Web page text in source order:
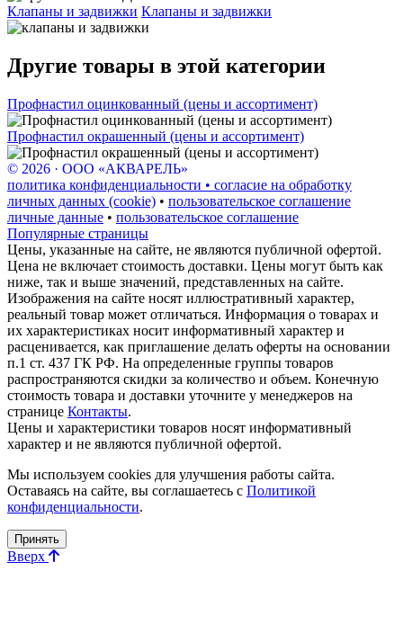
Клапаны и задвижки Клапаны и задвижки
Другие товары в этой категории
Профнастил оцинкованный (цены и ассортимент)
Профнастил окрашенный (цены и ассортимент)
© 2026 · ООО «АКВАРЕЛЬ»
политика конфиденциальности • согласие на обработку
личных данных (cookie) • пользовательское соглашение
личные данные • пользовательское соглашение
Популярные страницы
Цены, указанные на сайте, не являются публичной офертой.
Цена не включает стоимость доставки. Цены могут быть как
ниже, так и выше значений, представленных на сайте.
Изображения на сайте носят иллюстративный характер,
реальный товар может отличаться. Информация о товарах и
их характеристиках носит информативный характер и
расценивается, как приглашение делать оферты на основании
п.1 ст. 437 ГК РФ. На определенные группы товаров
распространяются скидки за количество и объем. Конечную
стоимость товара и доставки уточните у менеджеров на
странице Контакты.
Цены и характеристики товаров носят информативный
характер и не являются публичной офертой.
Мы используем cookies для улучшения работы сайта.
Оставаясь на сайте, вы соглашаетесь с Политикой
конфиденциальности.
Принять
Вверх